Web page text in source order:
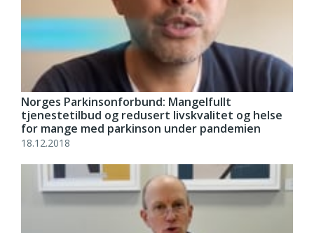
Norges Parkinsonforbund: Mangelfullt
tjenestetilbud og redusert livskvalitet og helse
for mange med parkinson under pandemien
18.12.2018